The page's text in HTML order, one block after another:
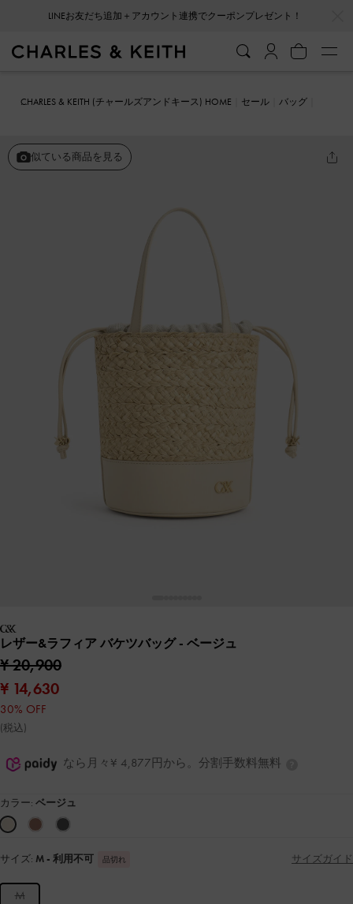
LINEお友だち追加＋アカウント連携でクーポンプレゼント！
CHARLES & KEITH (チャールズアンドキース) HOME セール
バッグ
似ている商品を見る
レザー&ラフィア バケツバッグ- ベージュ
¥ 20,900
¥ 14,630
30% OFF
(税込)
なら月々¥ 4,877円から。分割手数料無料
カラー: ベージュ
サイズ: M - 利用不可 品切れ サイズガイド
M